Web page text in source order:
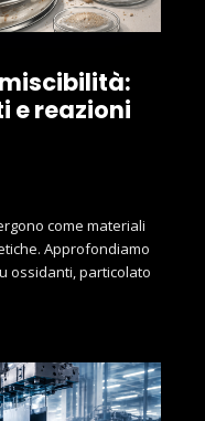
e reazioni
come materiali
Approfondiamo
ossidanti, particolato